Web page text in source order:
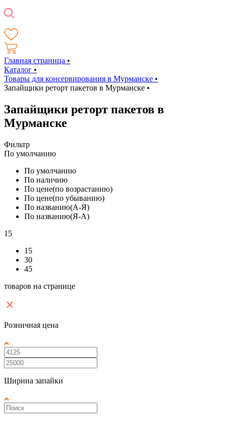
Главная страница •
Каталог •
Товары для консервирования в Мурманске •
Запайщики реторт пакетов в Мурманске •
Запайщики реторт пакетов в
Мурманске
Фильтр
По умолчанию
По умолчанию
По наличию
По цене(по возрастанию)
По цене(по убыванию)
По названию(А-Я)
По названию(Я-А)
15
15
30
45
товаров на странице
Розничная цена
Ширина запайки